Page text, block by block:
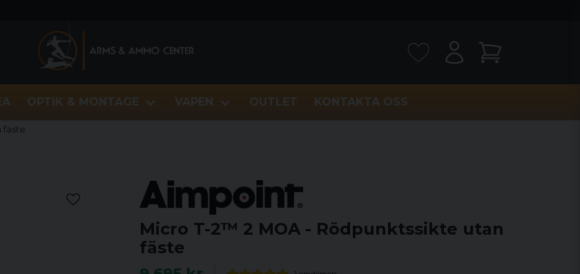
OPTIK & MONTAGE VAPEN OUTLET KONTAKTA OSS
fäste
Micro T-2™ 2 MOA - Rödpunktssikte utan
fäste